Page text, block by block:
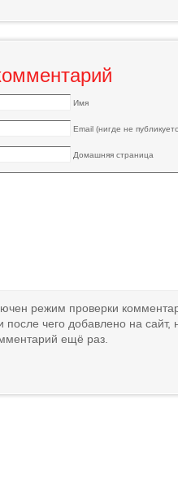
Имя
Email (нигде не
Домашняя страница
режим проверки
после чего добавлено на сайт,
ещё раз.